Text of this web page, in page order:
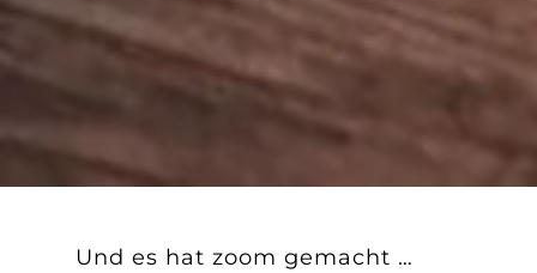
Und es hat zoom gemacht …